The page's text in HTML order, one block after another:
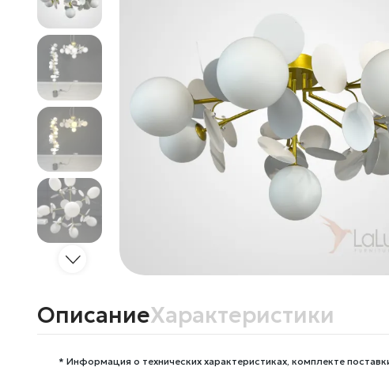
ОписаниеХарактеристики
* Информация о технических характеристиках, комплекте